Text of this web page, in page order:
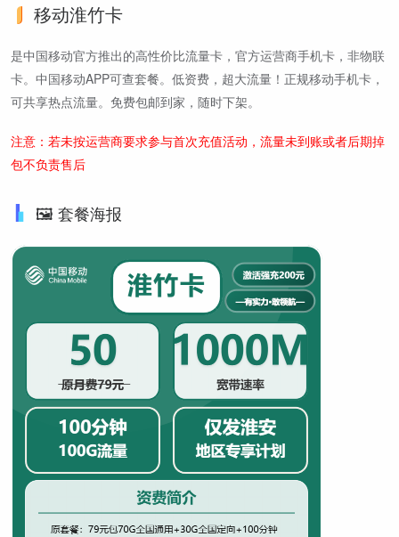
移动淮竹卡
是中国移动官方推出的高性价比流量卡，官方运营商手机卡，非物联
卡。中国移动APP可查套餐。低资费，超大流量！正规移动手机卡，
可共享热点流量。免费包邮到家，随时下架。
注意：若未按运营商要求参与首次充值活动，流量未到账或者后期掉
包不负责售后
🖼️ 套餐海报